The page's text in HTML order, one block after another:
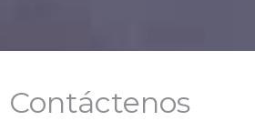
Contáctenos